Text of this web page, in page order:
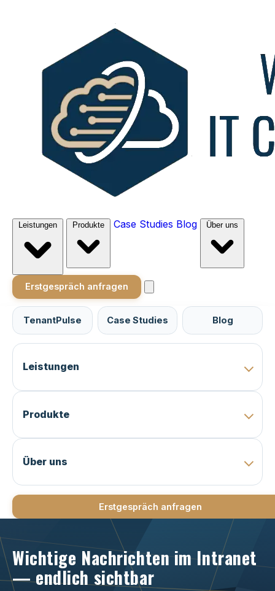
Case Studies Blog
Erstgespräch anfragen
TenantPulse Case Studies Blog
Leistungen
Produkte
Über uns
Erstgespräch anfragen
Wichtige Nachrichten im Intranet
— endlich sichtbar